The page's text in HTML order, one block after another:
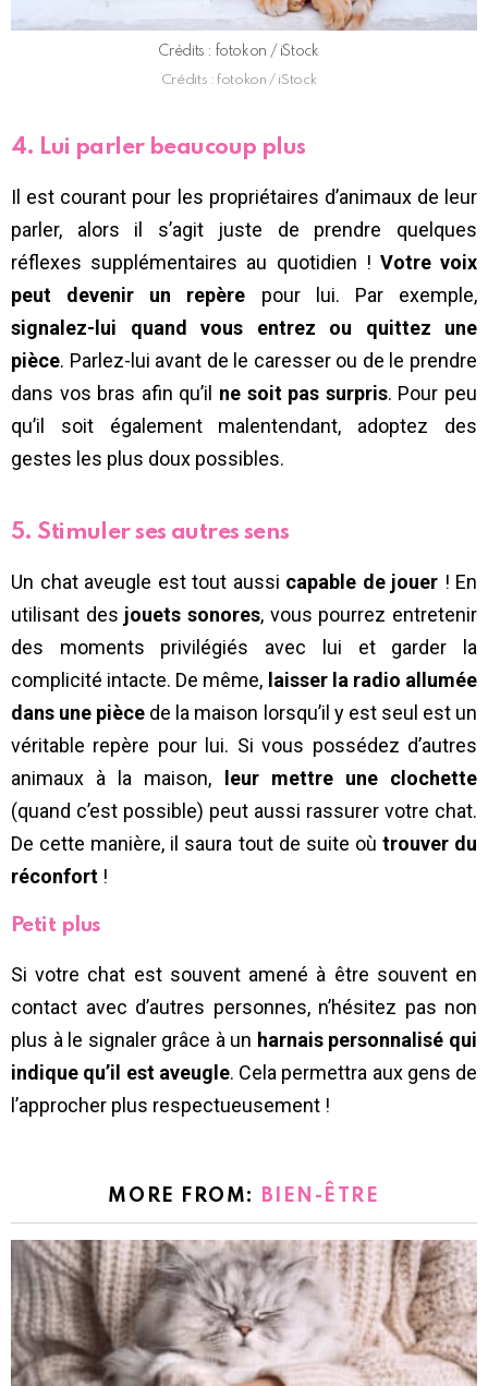
Crédits : fotokon / iStock
Crédits : fotokon / iStock
4. Lui parler beaucoup plus
Il est courant pour les propriétaires d’animaux de leur
parler, alors il s’agit juste de prendre quelques
réflexes supplémentaires au quotidien ! Votre voix
peut devenir un repère pour lui. Par exemple,
signalez-lui quand vous entrez ou quittez une
pièce. Parlez-lui avant de le caresser ou de le prendre
dans vos bras afin qu’il ne soit pas surpris. Pour peu
qu’il soit également malentendant, adoptez des
gestes les plus doux possibles.
5. Stimuler ses autres sens
Un chat aveugle est tout aussi capable de jouer ! En
utilisant des jouets sonores, vous pourrez entretenir
des moments privilégiés avec lui et garder la
complicité intacte. De même, laisser la radio allumée
dans une pièce de la maison lorsqu’il y est seul est un
véritable repère pour lui. Si vous possédez d’autres
animaux à la maison, leur mettre une clochette
(quand c’est possible) peut aussi rassurer votre chat.
De cette manière, il saura tout de suite où trouver du
réconfort !
Petit plus
Si votre chat est souvent amené à être souvent en
contact avec d’autres personnes, n’hésitez pas non
plus à le signaler grâce à un harnais personnalisé qui
indique qu’il est aveugle. Cela permettra aux gens de
l’approcher plus respectueusement !
MORE FROM: BIEN-ÊTRE